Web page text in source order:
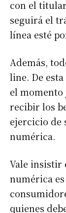
con el
seguirá el
línea esté
Además,
line. De
el momento
recibir los
ejercicio de
numérica.
Vale insistir
numérica
quienes